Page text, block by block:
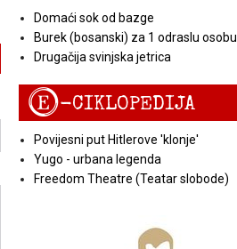
Domaći sok od bazge
Burek (bosanski) za 1 odraslu osobu
Drugačija svinjska jetrica
E-CIKLOPEDIJA
Povijesni put Hitlerove 'klonje'
Yugo - urbana legenda
Freedom Theatre (Teatar slobode)